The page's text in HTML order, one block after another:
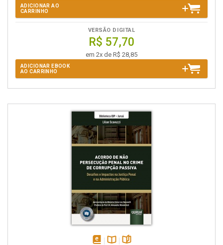
ADICIONAR AO
CARRINHO
VERSÃO DIGITAL
R$ 57,70
em 2x de R$ 28,85
ADICIONAR EBOOK
AO CARRINHO